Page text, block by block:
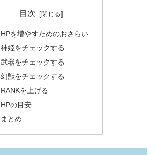
目次
HPを増やすためのおさらい
神姫をチェックする
武器をチェックする
幻獣をチェックする
RANKを上げる
HPの目安
まとめ